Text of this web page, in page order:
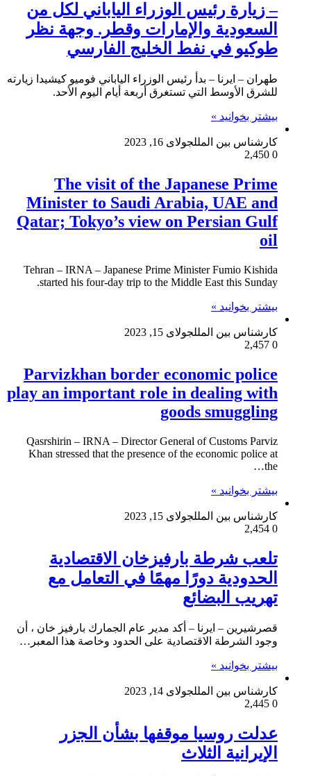
– زيارة رئيس الوزراء الياباني لكل من
السعودية والإمارات وقطر. وجهة نظر
طوكيو في نفط الخليج الفارسي
طهران – ايرنا – بدأ رئيس الوزراء الياباني فوميو كيشيدا زيارته
للشرق الأوسط التي تستغرق أربعة أيام اليوم الأحد.
بیشتر بخوانید »
کارشناس بین المللجولای 16, 2023
0
The visit of the Japanese Prime
Minister to Saudi Arabia, UAE and
Qatar; Tokyo’s view on Persian Gulf
oil
Tehran – IRNA – Japanese Prime Minister Fumio Kishida
started his four-day trip to the Middle East this Sunday.
بیشتر بخوانید »
کارشناس بین المللجولای 15, 2023
0
Parvizkhan border economic police
play an important role in dealing with
goods smuggling
Qasrshirin – IRNA – Director General of Customs Parviz
Khan stressed that the presence of the economic police at
the…
بیشتر بخوانید »
کارشناس بین المللجولای 15, 2023
0
تلعب شرطة بارفيزخان الاقتصادية
الحدودية دورًا مهمًا في التعامل مع
تهريب البضائع
قصرشيرين – ايرنا – أكد مدير عام الجمارك بارفيز خان ، أن
وجود الشرطة الاقتصادية على الحدود وخاصة هذا المعبر…
بیشتر بخوانید »
کارشناس بین المللجولای 14, 2023
0
عدلت روسيا موقفها بشأن الجزر
الإيرانية الثلاث